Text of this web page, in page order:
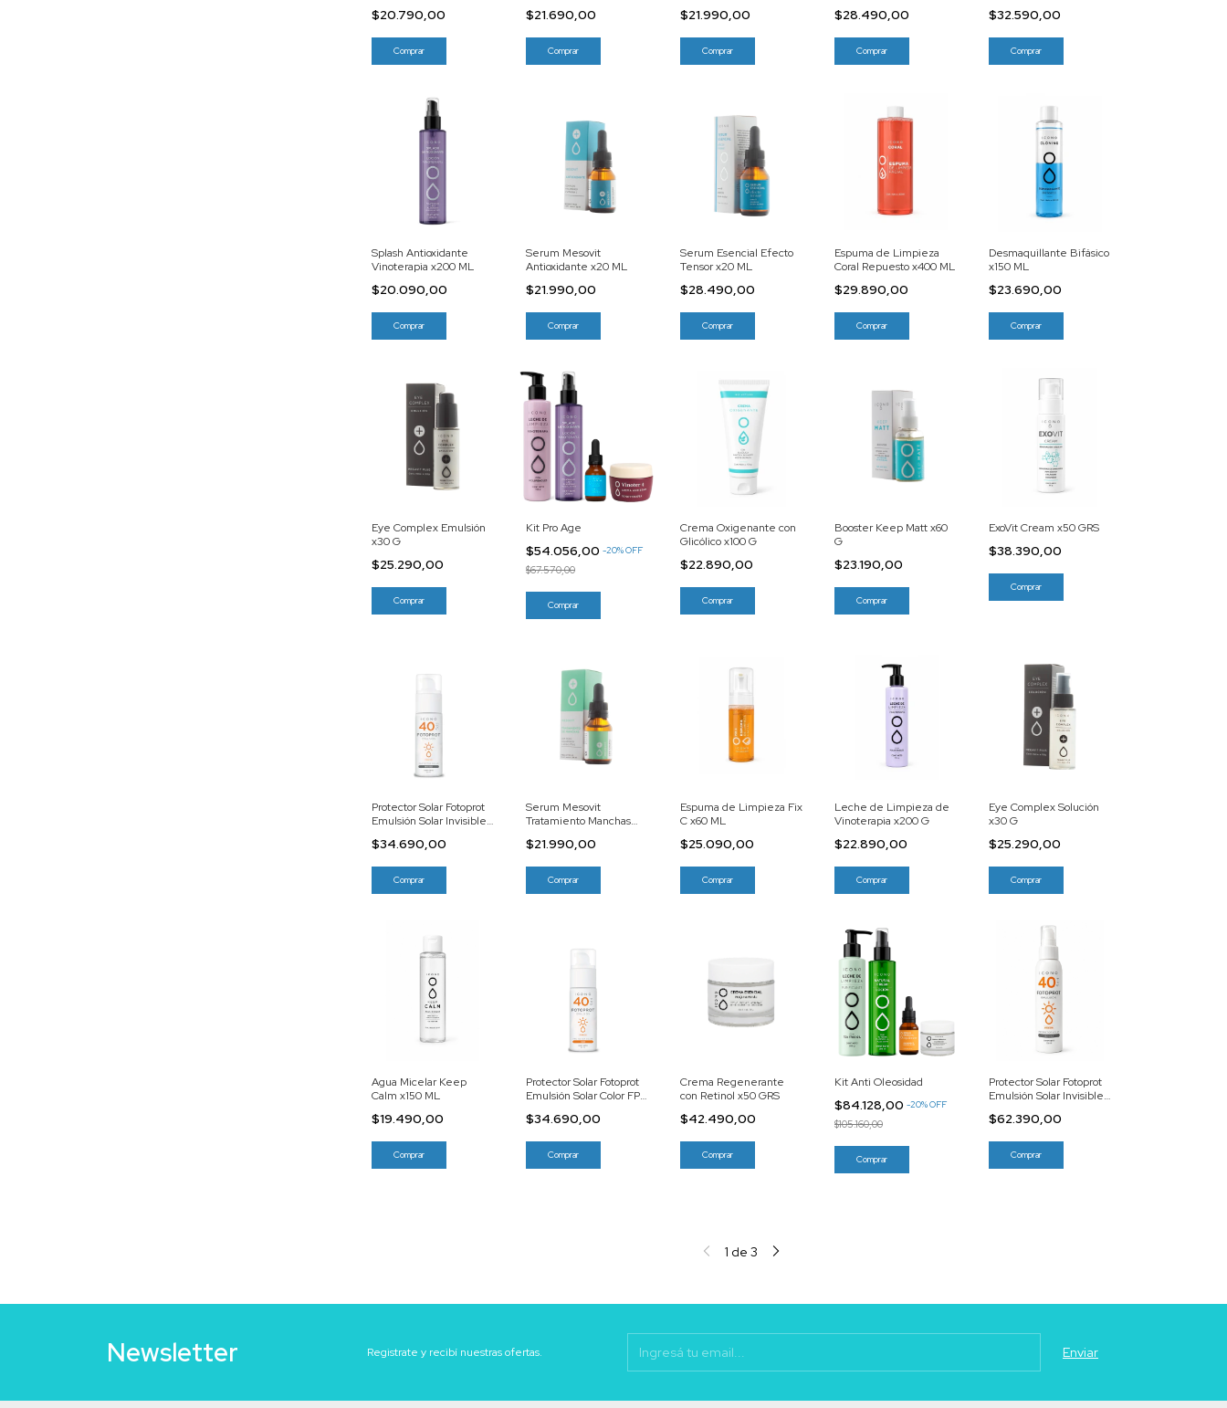
$20.790,00 $21.690,00 $21.990,00 $28.490,00 $32.590,00
Splash Antioxidante
Vinoterapia x200 ML
$20.090,00
Serum Mesovit
Antioxidante x20 ML
$21.990,00
Serum Esencial Efecto
Tensor x20 ML
$28.490,00
Espuma de Limpieza
Coral Repuesto x400 ML
$29.890,00
Desmaquillante Bifásico
x150 ML
$23.690,00
Eye Complex Emulsión
x30 G
$25.290,00
Kit Pro Age
$54.056,00 -20%OFF
$67.570,00
Crema Oxigenante con
Glicólico x100 G
$22.890,00
Booster Keep Matt x60
G
$23.190,00
ExoVit Cream x50 GRS
$38.390,00
Protector Solar Fotoprot
Emulsión Solar Invisible
$34.690,00
Serum Mesovit
Tratamiento Manchas
$21.990,00
Espuma de Limpieza Fix
C x60 ML
$25.090,00
Leche de Limpieza de
Vinoterapia x200 G
$22.890,00
Eye Complex Solución
x30 G
$25.290,00
Agua Micelar Keep
Calm x150 ML
$19.490,00
Protector Solar Fotoprot
Emulsión Solar Color FPS
$34.690,00
Crema Regenerante
con Retinol x50 GRS
$42.490,00
Kit Anti Oleosidad
$84.128,00 -20%OFF
$105.160,00
Protector Solar Fotoprot
Emulsión Solar Invisible
$62.390,00
1 de 3
Newsletter Registrate y recibí nuestras ofertas.